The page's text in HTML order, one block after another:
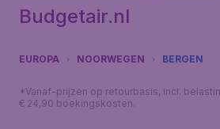
Budgetair.nl
EUROPA NOORWEGEN BERGEN
*Vanaf-prijzen op retourbasis, incl.
€ 24,90 boekingskosten.